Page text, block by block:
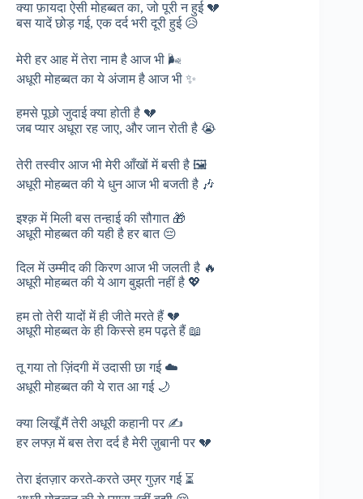
क्या फ़ायदा ऐसी मोहब्बत का, जो पूरी न हुई 💔
बस यादें छोड़ गई, एक दर्द भरी दूरी हुई 😥
मेरी हर आह में तेरा नाम है आज भी 🌬️
अधूरी मोहब्बत का ये अंजाम है आज भी ✨
हमसे पूछो जुदाई क्या होती है 💔
जब प्यार अधूरा रह जाए, और जान रोती है 😭
तेरी तस्वीर आज भी मेरी आँखों में बसी है 🖼️
अधूरी मोहब्बत की ये धुन आज भी बजती है 🎶
इश्क़ में मिली बस तन्हाई की सौगात 🎁
अधूरी मोहब्बत की यही है हर बात 😔
दिल में उम्मीद की किरण आज भी जलती है 🔥
अधूरी मोहब्बत की ये आग बुझती नहीं है 💖
हम तो तेरी यादों में ही जीते मरते हैं 💔
अधूरी मोहब्बत के ही किस्से हम पढ़ते हैं 📖
तू गया तो ज़िंदगी में उदासी छा गई ☁️
अधूरी मोहब्बत की ये रात आ गई 🌙
क्या लिखूँ मैं तेरी अधूरी कहानी पर ✍️
हर लफ्ज़ में बस तेरा दर्द है मेरी ज़ुबानी पर 💔
तेरा इंतज़ार करते-करते उम्र गुज़र गई ⏳